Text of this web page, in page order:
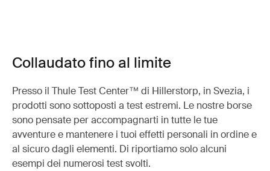
Collaudato fino al limite
Presso il Thule Test Center™ di Hillerstorp, in Svezia, i
prodotti sono sottoposti a test estremi. Le nostre borse
sono pensate per accompagnarti in tutte le tue
avventure e mantenere i tuoi effetti personali in ordine e
al sicuro dagli elementi. Di riportiamo solo alcuni
esempi dei numerosi test svolti.